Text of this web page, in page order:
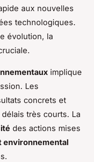
aux nouvelles
technologiques.
évolution, la
implique
Les
concrets et
très courts. La
des actions mises
environnemental